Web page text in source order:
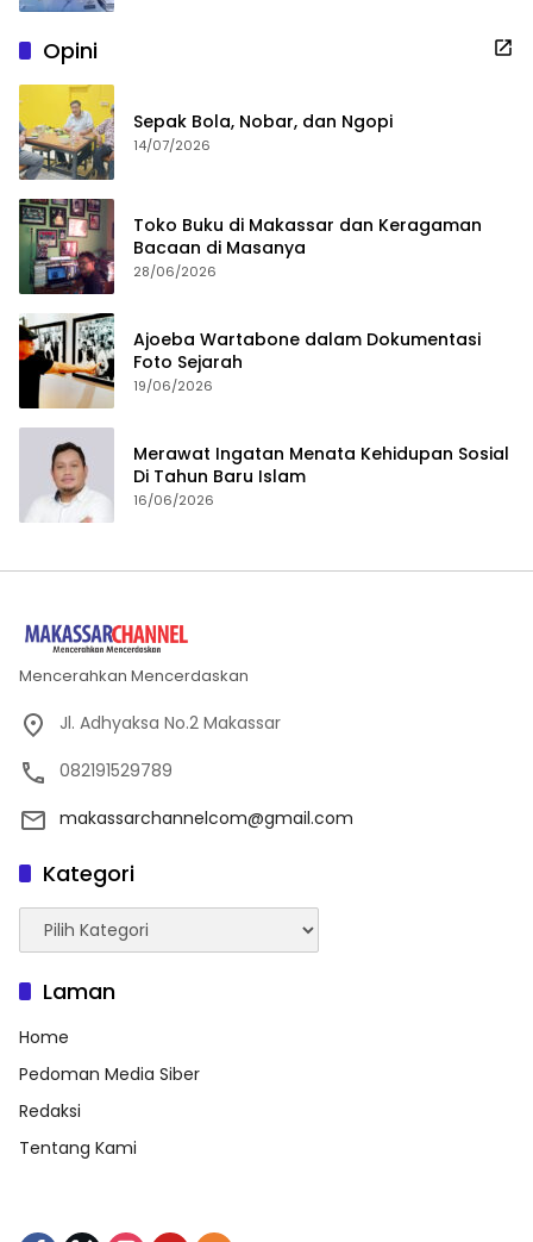
Opini
Sepak Bola, Nobar, dan Ngopi
14/07/2026
Toko Buku di Makassar dan Keragaman
Bacaan di Masanya
28/06/2026
Ajoeba Wartabone dalam Dokumentasi
Foto Sejarah
19/06/2026
Merawat Ingatan Menata Kehidupan Sosial
Di Tahun Baru Islam
16/06/2026
Mencerahkan Mencerdaskan
Jl. Adhyaksa No.2 Makassar
082191529789
makassarchannelcom@gmail.com
Kategori
Kategori
Laman
Home
Pedoman Media Siber
Redaksi
Tentang Kami